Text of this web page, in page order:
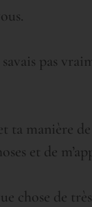
pas
ta manière
et de
chose de